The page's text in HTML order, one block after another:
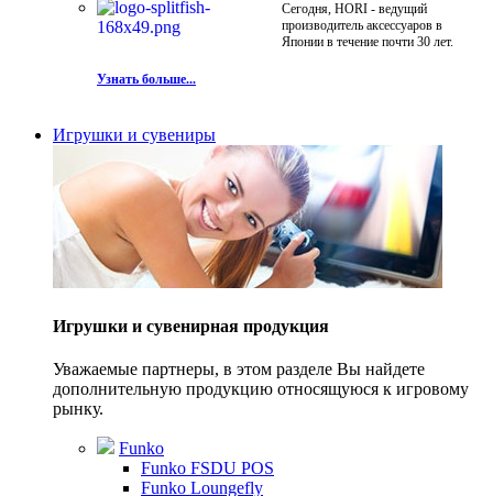
Сегодня, HORI - ведущий
производитель аксессуаров в
Японии в течение почти 30 лет.
Узнать больше...
Игрушки и сувениры
Игрушки и сувенирная продукция
Уважаемые партнеры, в этом разделе Вы найдете
дополнительную продукцию относящуюся к игровому
рынку.
Funko
Funko FSDU POS
Funko Loungefly